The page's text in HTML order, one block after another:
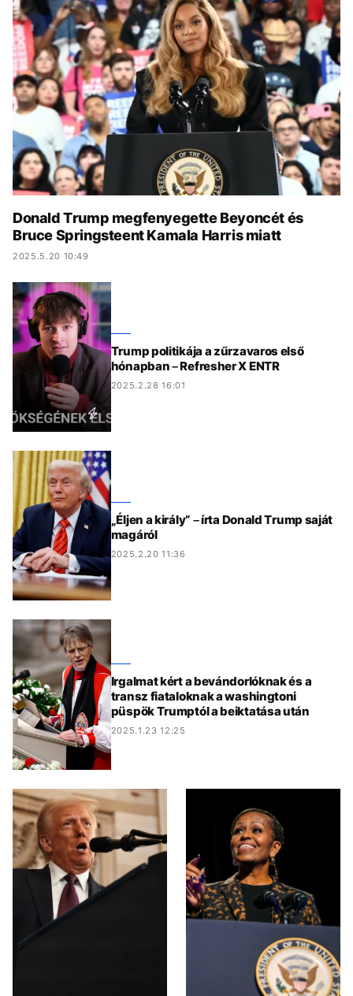
KÖZÉLET UTAZÁS
ÉLETMÓD DESIGN
BESZÉLGETÉSEK ARCOK
VIDEÓ TÖRTÉNETEK
GASZTRO
Donald Trump megfenyegette Beyoncét és
Bruce Springsteent Kamala Harris miatt
2025.5.20 10:49
Trump politikája a zűrzavaros első
hónapban – Refresher X ENTR
2025.2.28 16:01
„Éljen a király” – írta Donald Trump saját
magáról
2025.2.20 11:36
Irgalmat kért a bevándorlóknak és a
transz fiataloknak a washingtoni
püspök Trumptól a beiktatása után
2025.1.23 12:25